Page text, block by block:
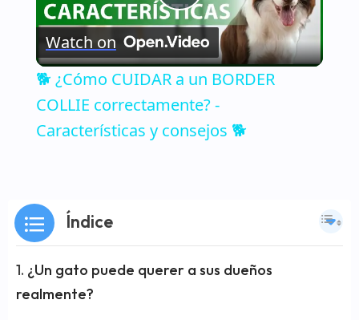
Play
Video
Watch on
🐕 ¿Cómo CUIDAR a un BORDER
COLLIE correctamente? -
Características y consejos 🐕
Índice
¿Un gato puede querer a sus dueños
realmente?